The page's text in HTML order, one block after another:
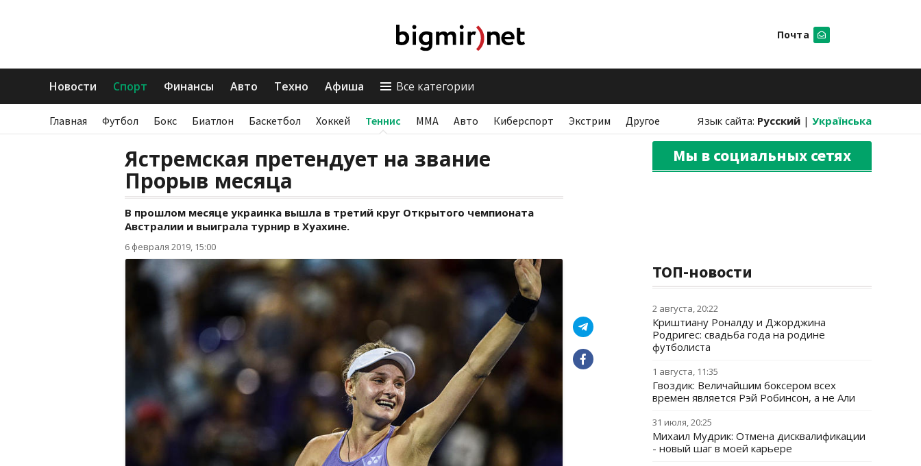
Почта
Новости Спорт Финансы Авто Техно Афиша Все категории
Главная Футбол Бокс Биатлон Баскетбол Хоккей Теннис ММА Авто Киберспорт Экстрим Другое Язык сайта: Русский | Українська
Ястремская претендует на звание
Прорыв месяца
В прошлом месяце украинка вышла в третий круг Открытого чемпионата
Австралии и выиграла турнир в Хуахине.
6 февраля 2019, 15:00
Мы в социальных сетях
ТОП-новости
2 августа, 20:22
Криштиану Роналду и Джорджина
Родригес: свадьба года на родине
футболиста
1 августа, 11:35
Гвоздик: Величайшим боксером всех
времен является Рэй Робинсон, а не Али
31 июля, 20:25
Михаил Мудрик: Отмена дисквалификации
- новый шаг в моей карьере